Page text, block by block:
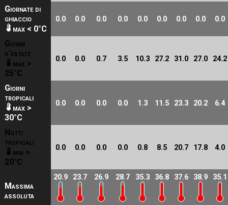
Giornate di
ghiaccio
max < 0°C
0.0 0.0 0.0 0.0 0.0 0.0 0.0 0.0 0.0
Giorni
d'estate
max >
25°C
0.0 0.0 0.7 3.5 10.3 27.2 31.0 27.0 24.2
Giorni
tropicali
max >
30°C
0.0 0.0 0.0 0.0 1.3 11.5 23.3 20.2 6.4
Notti
tropicali
min >
20°C
0.0 0.0 0.0 0.0 0.8 8.5 20.7 17.8 4.0
Massima
assoluta
20.9 23.7 26.9 28.7 35.3 36.8 37.6 38.9 35.1